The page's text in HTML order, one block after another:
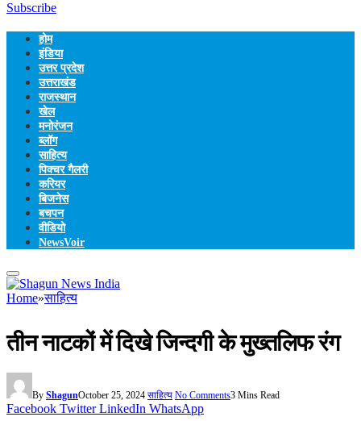
Subscribe
होम
इंडिया
उत्तर प्रदेश
उत्तराखंड
राजस्थान
खेल
मनोरंजन
ब्लॉग
साहित्य
पिक्चर गैलरी
करियर
बिजनेस
बचपन
वीडियो
NewsVoir
Home»साहित्य
तीन नाटकों में दिखे जिन्दगी के मुख्तलिफ रंग
By ShagunOctober 25, 2024 साहित्य No Comments3 Mins Read
Facebook Twitter LinkedIn WhatsApp